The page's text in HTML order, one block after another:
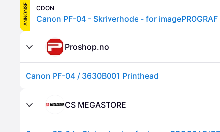
ANNONSE CDON
Proshop.no
Canon PF-04 / 3630B001 Printhead
CS MEGASTORE